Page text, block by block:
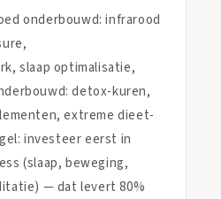
onderbouwd: infrarood
slaap optimalisatie,
detox-kuren,
extreme dieet-
investeer eerst in
(slaap, beweging,
— dat levert 80%